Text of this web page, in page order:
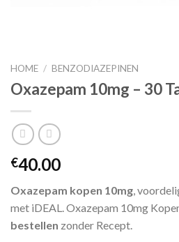
HOME / BENZODIAZEPINEN
Oxazepam 10mg – 30
€40.00
Oxazepam kopen 10mg,
met iDEAL. Oxazepam 10mg
bestellen zonder Recept.